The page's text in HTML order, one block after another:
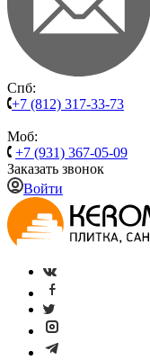
Спб:
+7 (812) 317-33-73
Моб:
+7 (931) 367-05-09
Заказать звонок
Войти